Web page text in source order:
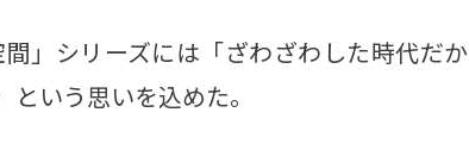
」シリーズには「ざわざわした時代だか
いう思いを込めた。